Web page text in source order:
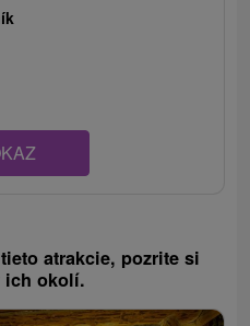
atrakcie, pozrite si
ich okolí.